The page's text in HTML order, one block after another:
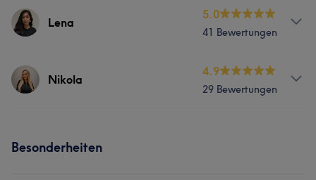
Services
Lena
5.0
41 Bewertungen
Services
Nikola
4.9
29 Bewertungen
Besonderheiten